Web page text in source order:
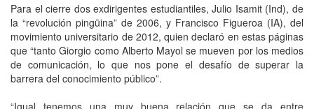
Para el cierre dos exdirigentes estudiantiles, Julio Isamit (Ind), de
la “revolución pingüina” de 2006, y Francisco Figueroa (IA), del
movimiento universitario de 2012, quien declaró en estas páginas
que “tanto Giorgio como Alberto Mayol se mueven por los medios
de comunicación, lo que nos pone el desafío de superar la
barrera del conocimiento público”.
“Igual tenemos una muy buena relación que se da entre